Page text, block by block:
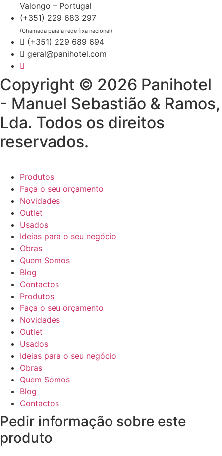
Valongo – Portugal
(+351) 229 683 297
(Chamada para a rede fixa nacional)
(+351) 229 689 694
geral@panihotel.com
Copyright © 2026 Panihotel
- Manuel Sebastião & Ramos,
Lda. Todos os direitos
reservados.
Produtos
Faça o seu orçamento
Novidades
Outlet
Usados
Ideias para o seu negócio
Obras
Quem Somos
Blog
Contactos
Produtos
Faça o seu orçamento
Novidades
Outlet
Usados
Ideias para o seu negócio
Obras
Quem Somos
Blog
Contactos
Pedir informação sobre este
produto